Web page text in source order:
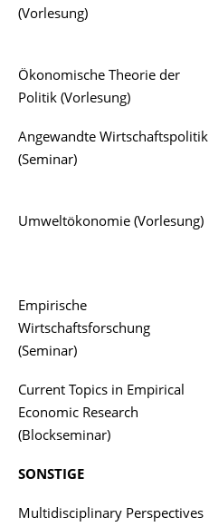
(Vorlesung)
Ökonomische Theorie der
Politik (Vorlesung)
Angewandte Wirtschaftspolitik
(Seminar)
Umweltökonomie (Vorlesung)
Empirische
Wirtschaftsforschung
(Seminar)
Current Topics in Empirical
Economic Research
(Blockseminar)
SONSTIGE
Multidisciplinary Perspectives